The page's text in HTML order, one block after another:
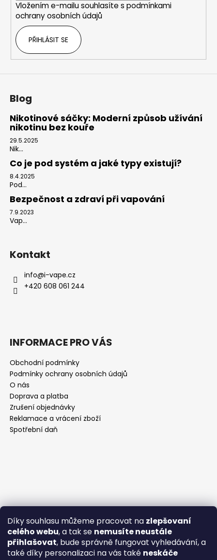
Díky souhlasu můžeme pracovat na zlepšovaní
celého webu, a tak se nemusíte neustále
přihlašovat, bude správně fungovat vyhledávání, a
také díky personalizaci na vás také neskáče
Vložením e-mailu souhlasíte s podmínkami
ochrany osobních údajů
PŘIHLÁSIT SE
Blog
Nikotinové sáčky: Moderní způsob užívání
nikotinu bez kouře
29.5.2025
Nik...
Co je pod systém a jaké typy existují?
8.4.2025
Pod...
Bezpečnost a zdraví při vapování
7.9.2023
Vap...
Kontakt
info@i-vape.cz
+420 608 061 244
INFORMACE PRO VÁS
Obchodní podmínky
Podmínky ochrany osobních údajů
O nás
Doprava a platba
Zrušení objednávky
Reklamace a vrácení zboží
Spotřební daň